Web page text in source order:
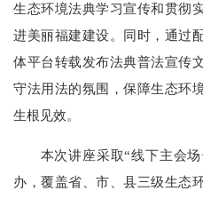
生态环境法典学习宣传和贯彻
进美丽福建建设。同时，通过
体平台转载发布法典普法宣传
守法用法的氛围，保障生态环
生根见效。
本次讲座采取“线下主会
办，覆盖省、市、县三级生态